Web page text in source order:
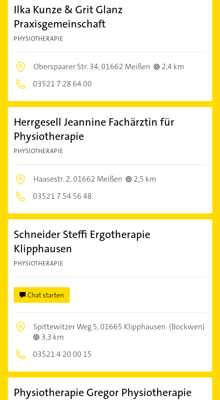
Ilka Kunze & Grit Glanz
Praxisgemeinschaft
PHYSIOTHERAPIE
Oberspaarer Str. 34,01662 Meißen
2,4 km
03521 7 28 64 00
Herrgesell Jeannine Fachärztin für
Physiotherapie
PHYSIOTHERAPIE
Haasestr. 2,01662 Meißen
2,5 km
03521 7 54 56 48
Schneider Steffi Ergotherapie
Klipphausen
PHYSIOTHERAPIE
Chat starten
Spittewitzer Weg 5,01665 Klipphausen (Bockwen)
3,3 km
03521 4 20 00 15
Physiotherapie Gregor Physiotherapie